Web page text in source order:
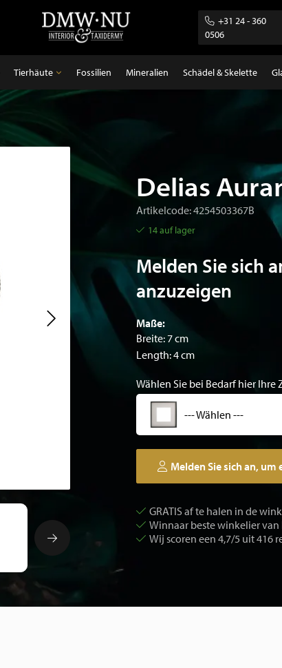
+31 24 - 360
0506
Tierhäute
Federn
Fossilien Mineralien Schädel & Skelette
Delias
Artikelcode: 4254503367B
14 auf lager
Melden Sie sich
anzuzeigen
Maße:
Breite: 7 cm
Length: 4 cm
Wählen Sie bei Bedarf hier Ihre
--- Wählen ---
Melden Sie sich an, um
GRATIS af te halen in de
Winnaar beste winkelier van
Wij scoren een 4,7/5 uit 416